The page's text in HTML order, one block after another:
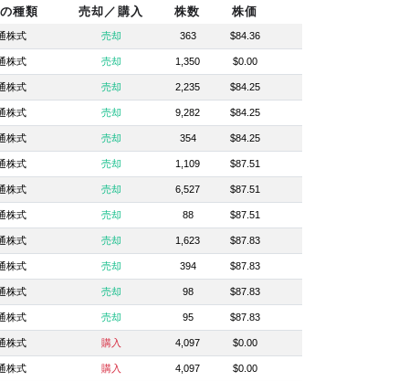
種類 売却／購入 株数
株価
株式 売却 363 $84.36
株式 売却 1,350 $0.00
株式 売却 2,235 $84.25
株式 売却 9,282 $84.25
株式 売却 354 $84.25
株式 売却 1,109 $87.51
株式 売却 6,527 $87.51
株式 売却 88 $87.51
株式 売却 1,623 $87.83
株式 売却 394 $87.83
株式 売却 98 $87.83
株式 売却 95 $87.83
株式 購入 4,097 $0.00
株式 購入 4,097 $0.00